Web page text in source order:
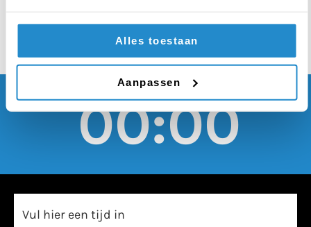
Alles toestaan
Aanpassen
00:00